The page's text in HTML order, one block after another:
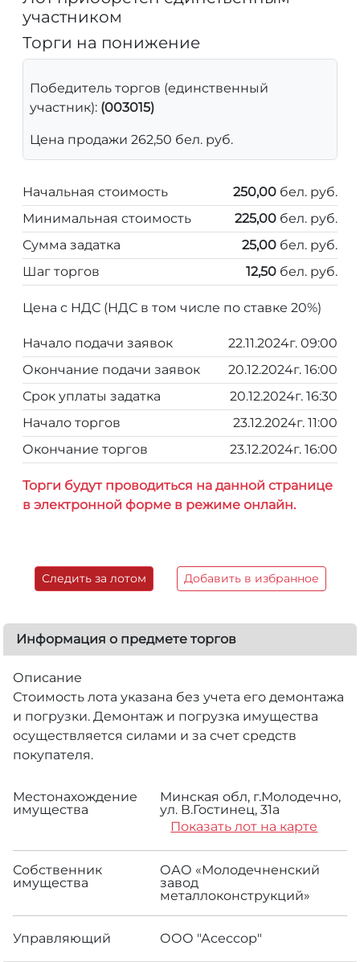
участником
Торги на понижение
Победитель торгов (единственный
участник): (003015)
Цена продажи 262,50 бел. руб.
Начальная стоимость 250,00 бел. руб.
Минимальная стоимость
225,00 бел. руб.
Сумма задатка
25,00 бел. руб.
Шаг торгов
12,50 бел. руб.
Цена с НДС (НДС в том числе по ставке 20%)
Начало подачи заявок
22.11.2024г. 09:00
Окончание подачи заявок
20.12.2024г. 16:00
Срок уплаты задатка
20.12.2024г. 16:30
Начало торгов
23.12.2024г. 11:00
Окончание торгов
23.12.2024г. 16:00
Торги будут проводиться на данной странице
в электронной форме в режиме онлайн.
Следить за лотом Добавить в избранное
Информация о предмете торгов
Описание
Стоимость лота указана без учета его демонтажа
и погрузки. Демонтаж и погрузка имущества
осуществляется силами и за счет средств
покупателя.
Местонахождение
имущества
Минская обл, г.Молодечно,
ул. В.Гостинец, 31а
Показать лот на карте
Собственник
имущества
ОАО «Молодечненский
завод
металлоконструкций»
Управляющий ООО "Асессор"